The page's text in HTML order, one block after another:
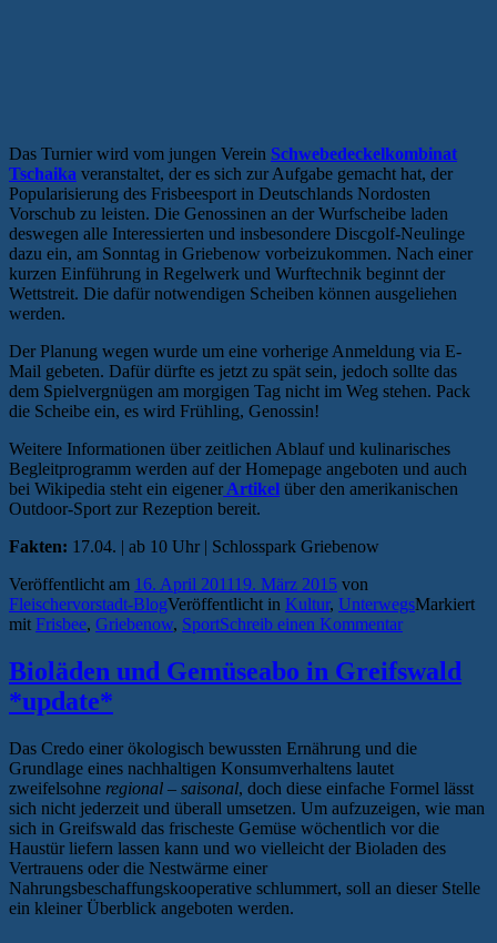
Das Turnier wird vom jungen Verein Schwebedeckelkombinat
Tschaika veranstaltet, der es sich zur Aufgabe gemacht hat, der
Popularisierung des Frisbeesport in Deutschlands Nordosten
Vorschub zu leisten. Die Genossinen an der Wurfscheibe laden
deswegen alle Interessierten und insbesondere Discgolf-Neulinge
dazu ein, am Sonntag in Griebenow vorbeizukommen. Nach einer
kurzen Einführung in Regelwerk und Wurftechnik beginnt der
Wettstreit. Die dafür notwendigen Scheiben können ausgeliehen
werden.
Der Planung wegen wurde um eine vorherige Anmeldung via E-
Mail gebeten. Dafür dürfte es jetzt zu spät sein, jedoch sollte das
dem Spielvergnügen am morgigen Tag nicht im Weg stehen. Pack
die Scheibe ein, es wird Frühling, Genossin!
Weitere Informationen über zeitlichen Ablauf und kulinarisches
Begleitprogramm werden auf der Homepage angeboten und auch
bei Wikipedia steht ein eigener Artikel über den amerikanischen
Outdoor-Sport zur Rezeption bereit.
Fakten: 17.04. | ab 10 Uhr | Schlosspark Griebenow
Veröffentlicht am 16. April 201119. März 2015 von
Fleischervorstadt-BlogVeröffentlicht in Kultur, UnterwegsMarkiert
mit Frisbee, Griebenow, SportSchreib einen Kommentar
Bioläden und Gemüseabo in Greifswald
*update*
Das Credo einer ökologisch bewussten Ernährung und die
Grundlage eines nachhaltigen Konsumverhaltens lautet
zweifelsohne regional – saisonal, doch diese einfache Formel lässt
sich nicht jederzeit und überall umsetzen. Um aufzuzeigen, wie man
sich in Greifswald das frischeste Gemüse wöchentlich vor die
Haustür liefern lassen kann und wo vielleicht der Bioladen des
Vertrauens oder die Nestwärme einer
Nahrungsbeschaffungskooperative schlummert, soll an dieser Stelle
ein kleiner Überblick angeboten werden.